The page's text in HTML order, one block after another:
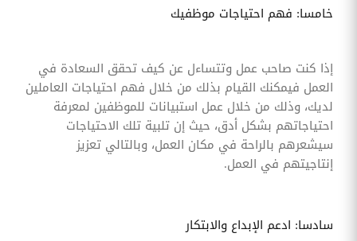
خامسا: فهم احتياجات موظفيك
إذا كنت صاحب عمل وتتساءل عن كيف تحقق السعادة في
العمل فيمكنك القيام بذلك من خلال فهم احتياجات العاملين
لديك، وذلك من خلال عمل استبيانات للموظفين لمعرفة
احتياجاتهم بشكل أدق، حيث إن تلبية تلك الاحتياجات
سيشعرهم بالراحة في مكان العمل، وبالتالي تعزيز
إنتاجيتهم في العمل.
سادسا: ادعم الإبداع والابتكار